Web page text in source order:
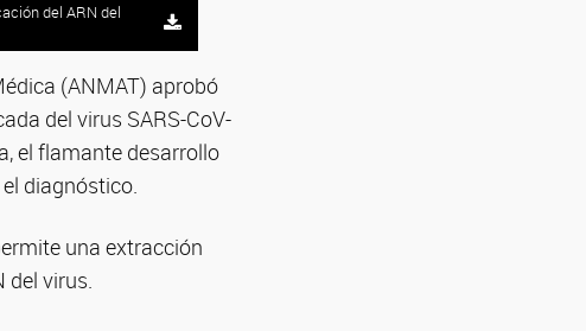
del ARN del
(ANMAT) aprobó
del virus SARS-CoV-
el flamante desarrollo
diagnóstico.
una extracción
del virus.